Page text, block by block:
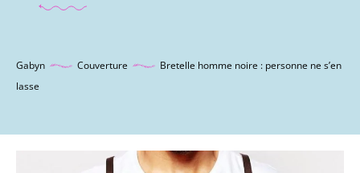
Gabyn Couverture
Bretelle homme noire : personne ne s’en
lasse